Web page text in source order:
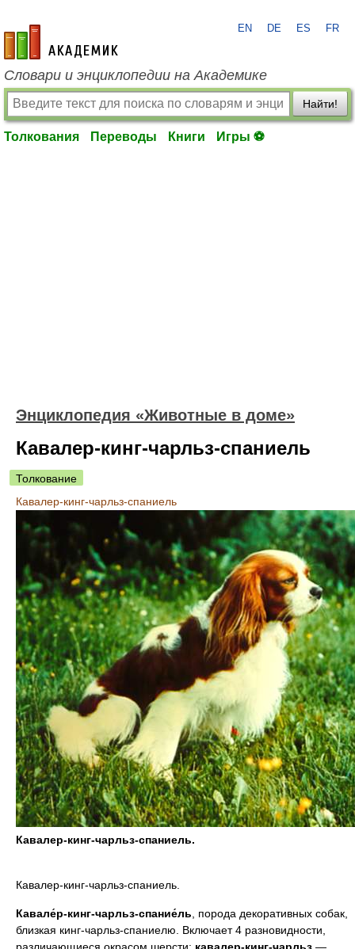
academic.ru
EN DE ES FR
Словари и энциклопедии на Академике
Найти!
Толкования Переводы Книги Игры ⚽
Энциклопедия «Животные в доме»
Кавалер-кинг-чарльз-спаниель
Толкование
Кавалер-кинг-чарльз-спаниель
Кавалер-кинг-чарльз-спаниель.
Кавалер-кинг-чарльз-спаниель.
Кавале́р-кинг-чарльз-спание́ль , порода декоративных собак,
близкая кинг-чарльз-спаниелю. Включает 4 разновидности,